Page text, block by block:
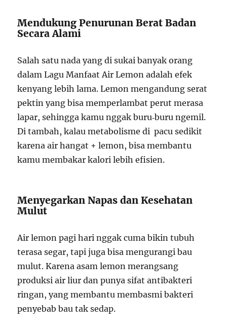
Mendukung Penurunan Berat Badan
Secara Alami
Salah satu nada yang di sukai banyak orang
dalam Lagu Manfaat Air Lemon adalah efek
kenyang lebih lama. Lemon mengandung serat
pektin yang bisa memperlambat perut merasa
lapar, sehingga kamu nggak buru‑buru ngemil.
Di tambah, kalau metabolisme di pacu sedikit
karena air hangat + lemon, bisa membantu
kamu membakar kalori lebih efisien.
Menyegarkan Napas dan Kesehatan
Mulut
Air lemon pagi hari nggak cuma bikin tubuh
terasa segar, tapi juga bisa mengurangi bau
mulut. Karena asam lemon merangsang
produksi air liur dan punya sifat antibakteri
ringan, yang membantu membasmi bakteri
penyebab bau tak sedap.